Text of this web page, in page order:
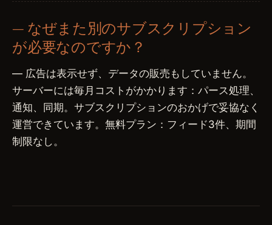
— なぜまた別のサブスクリプション
が必要なのですか？
— 広告は表示せず、データの販売もしていません。
サーバーには毎月コストがかかります：パース処理、
通知、同期。サブスクリプションのおかげで妥協なく
運営できています。無料プラン：フィード3件、期間
制限なし。